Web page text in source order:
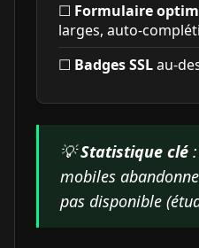
☐ Formulaire
larges, auto-
☐ Badges SSLau-
💡Statistique clé
mobiles
pas disponible